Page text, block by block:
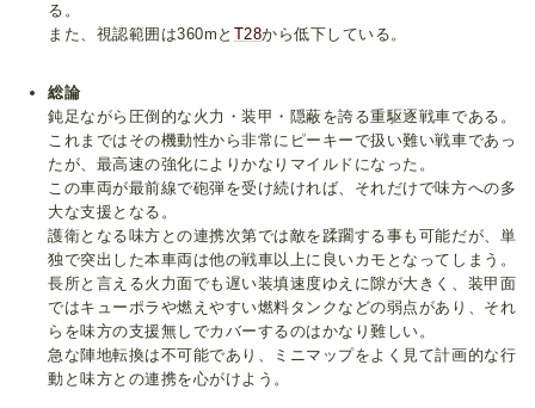
る。
また、視認範囲は360mと T28から低下している。
総論
鈍足ながら圧倒的な火力・装甲・隠蔽を誇る重駆逐戦車である。
これまではその機動性から非常にピーキーで扱い難い戦車であっ
たが、最高速の強化によりかなりマイルドになった。
この車両が最前線で砲弾を受け続ければ、それだけで味方への多
大な支援となる。
護衛となる味方との連携次第では敵を蹂躙する事も可能だが、単
独で突出した本車両は他の戦車以上に良いカモとなってしまう。
長所と言える火力面でも遅い装填速度ゆえに隙が大きく、装甲面
ではキューポラや燃えやすい燃料タンクなどの弱点があり、それ
らを味方の支援無しでカバーするのはかなり難しい。
急な陣地転換は不可能であり、ミニマップをよく見て計画的な行
動と味方との連携を心がけよう。